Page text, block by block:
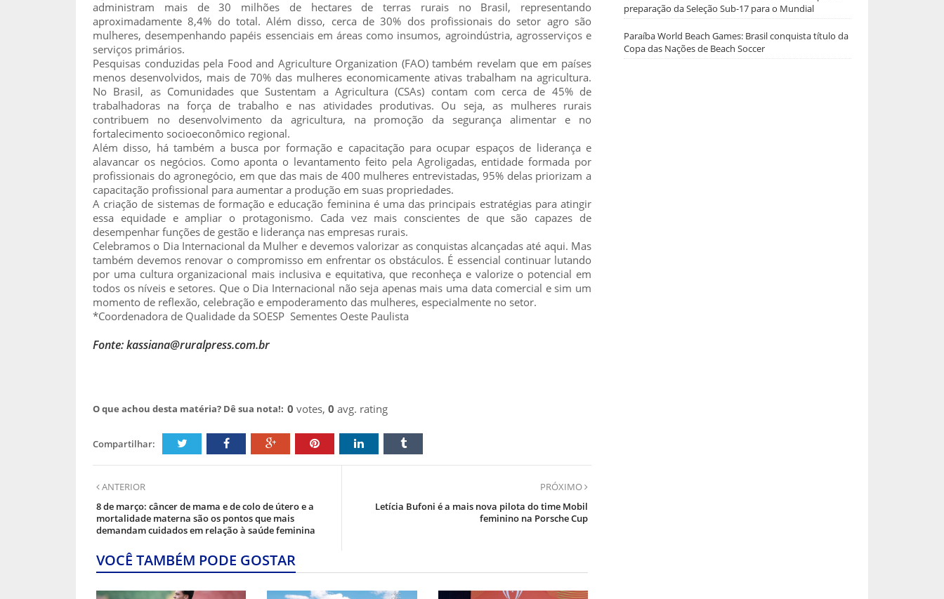
administram mais de 30 milhões de hectares de terras rurais no Brasil, representando
aproximadamente 8,4% do total. Além disso, cerca de 30% dos profissionais do setor agro são
mulheres, desempenhando papéis essenciais em áreas como insumos, agroindústria, agrosserviços e
serviços primários.
Pesquisas conduzidas pela Food and Agriculture Organization (FAO) também revelam que em países
menos desenvolvidos, mais de 70% das mulheres economicamente ativas trabalham na agricultura.
No Brasil, as Comunidades que Sustentam a Agricultura (CSAs) contam com cerca de 45% de
trabalhadoras na força de trabalho e nas atividades produtivas. Ou seja, as mulheres rurais
contribuem no desenvolvimento da agricultura, na promoção da segurança alimentar e no
fortalecimento socioeconômico regional.
Além disso, há também a busca por formação e capacitação para ocupar espaços de liderança e
alavancar os negócios. Como aponta o levantamento feito pela Agroligadas, entidade formada por
profissionais do agronegócio, em que das mais de 400 mulheres entrevistadas, 95% delas priorizam a
capacitação profissional para aumentar a produção em suas propriedades.
A criação de sistemas de formação e educação feminina é uma das principais estratégias para atingir
essa equidade e ampliar o protagonismo. Cada vez mais conscientes de que são capazes de
desempenhar funções de gestão e liderança nas empresas rurais.
Celebramos o Dia Internacional da Mulher e devemos valorizar as conquistas alcançadas até aqui. Mas
também devemos renovar o compromisso em enfrentar os obstáculos. É essencial continuar lutando
por uma cultura organizacional mais inclusiva e equitativa, que reconheça e valorize o potencial em
todos os níveis e setores. Que o Dia Internacional não seja apenas mais uma data comercial e sim um
momento de reflexão, celebração e empoderamento das mulheres, especialmente no setor.
*Coordenadora de Qualidade da SOESP Sementes Oeste Paulista
Fonte: kassiana@ruralpress.com.br
O que achou desta matéria? Dê sua nota!: 0 votes, 0 avg. rating
Compartilhar:
ANTERIOR
8 de março: câncer de mama e de colo de útero e a
mortalidade materna são os pontos que mais
demandam cuidados em relação à saúde feminina
PRÓXIMO
Letícia Bufoni é a mais nova pilota do time Mobil
feminino na Porsche Cup
VOCÊ TAMBÉM PODE GOSTAR
preparação da Seleção Sub-17 para o Mundial
Paraíba World Beach Games: Brasil conquista título da
Copa das Nações de Beach Soccer